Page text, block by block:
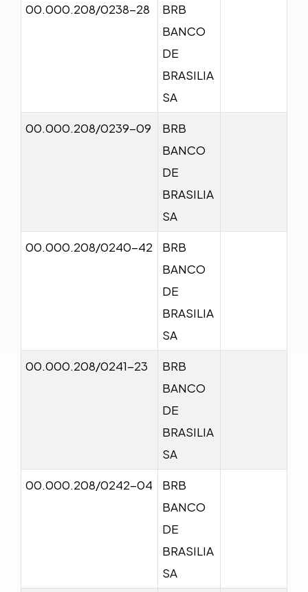
00.000.208/0238-28
BRB
BANCO
DE
BRASILIA
SA
00.000.208/0239-09
BRB
BANCO
DE
BRASILIA
SA
00.000.208/0240-42
BRB
BANCO
DE
BRASILIA
SA
00.000.208/0241-23
BRB
BANCO
DE
BRASILIA
SA
00.000.208/0242-04
BRB
BANCO
DE
BRASILIA
SA